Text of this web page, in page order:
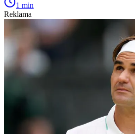
1 min
Reklama